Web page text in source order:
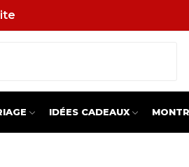
IDÉES CADEAUX